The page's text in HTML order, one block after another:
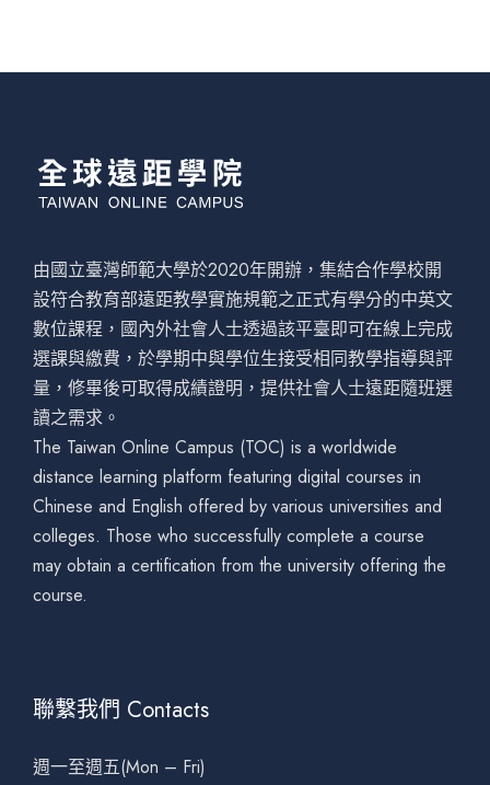
由國立臺灣師範大學於2020年開辦，集結合作學校開
設符合教育部遠距教學實施規範之正式有學分的中英文
數位課程，國內外社會人士透過該平臺即可在線上完成
選課與繳費，於學期中與學位生接受相同教學指導與評
量，修畢後可取得成績證明，提供社會人士遠距隨班選
讀之需求。
The Taiwan Online Campus (TOC) is a worldwide
distance learning platform featuring digital courses in
Chinese and English offered by various universities and
colleges. Those who successfully complete a course
may obtain a certification from the university offering the
course.
聯繫我們 Contacts
週一至週五(Mon – Fri)